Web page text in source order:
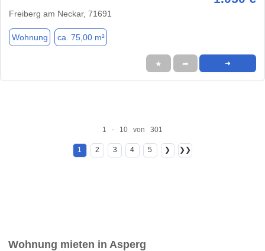
Freiberg am Neckar, 71691
Wohnung ca. 75,00 m²
★ ➦ ➜
1 - 10 von 301
1 2 3 4 5 ❯ ❯❯
Wohnung mieten in Asperg